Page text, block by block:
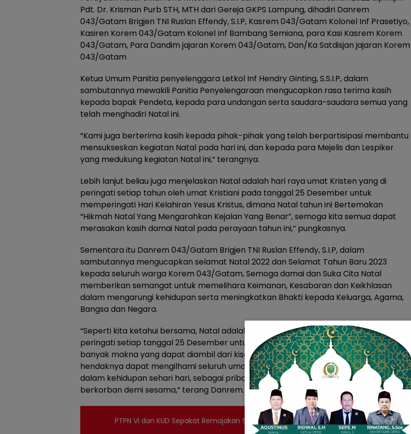
Pdt. Dr. Krisman Purb STH, MTH dari Gereja GKPS Lampung, dihadiri Danrem
043/Gatam Brigjen TNI Ruslan Effendy, S.I.P, Kasrem 043/Gatam Kolonel Inf Prasetiyo,
Kasiren Korem 043/Gatam Kolonel Inf Bambang Semiana, para Kasi Kasrem Korem
043/Gatam, Para Dandim jajaran Korem 043/Gatam, Dan/Ka Satdisjan jajaran Korem
043/Gatam
Ketua Umum Panitia penyelenggara Letkol Inf Hendry Ginting, S.S.I.P, dalam
sambutannya mewakili Panitia Penyelengaraan mengucapkan rasa terima kasih
kepada bapak Pendeta, kepada para undangan serta saudara-saudara semua yang
telah menghadiri Natal ini.
“Kami juga berterima kasih kepada pihak-pihak yang telah berpartisipasi membantu
mensukseskan kegiatan Natal pada hari ini, dan kepada para Mejelis dan Lespiker
yang medukung kegiatan Natal ini,“ terangnya.
Lebih lanjut beliau juga menjelaskan Natal adalah hari raya umat Kristen yang di
peringati setiap tahun oleh umat Kristiani pada tanggal 25 Desember untuk
memperingati Hari Kelahiran Yesus Kristus, dimana Natal tahun ini Bertemakan
“Hikmah Natal Yang Mengarahkan Kejalan Yang Benar”, semoga kita semua dapat
merasakan kasih damai Natal pada perayaan tahun ini,“ pungkasnya.
Sementara itu Danrem 043/Gatam Brigjen TNI Ruslan Effendy, S.I.P, dalam
sambutannya mengucapkan selamat Natal 2022 dan Selamat Tahun Baru 2023
kepada seluruh warga Korem 043/Gatam, Semoga damai dan Suka Cita Natal
memberikan semangat untuk memelihara Keimanan, Kesabaran dan Keikhlasan
dalam mengarungi kehidupan serta meningkatkan Bhakti kepada Keluarga, Agama,
Bangsa dan Negara.
“Seperti kita ketahui bersama, Natal adalah Hari Raya bagi umat Kristiani yang di
peringati setiap tanggal 25 Desember untuk merayakan hari lahirnya Yesus Kristus,
banyak makna yang dapat diambil dari kisah kelahiran Yesus Kristus tetsebut dan
hendaknya dapat mengilhami seluruh umat Kristiani untuk senantiasa meneladani
dalam kehidupan sehari hari, sebagai pribadi yang sederhana bersih, peduli dan rela
berkorban demi sesama,“ terang Danrem. (Rls/Sus)
PTPN VI dan KUD Sepakat Remajakan Sawit Pola Mitra